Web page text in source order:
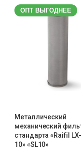
ОПТ ВЫГОДНЕЕ
Металлический
механический
стандарта «Raifil
10» «SL10»